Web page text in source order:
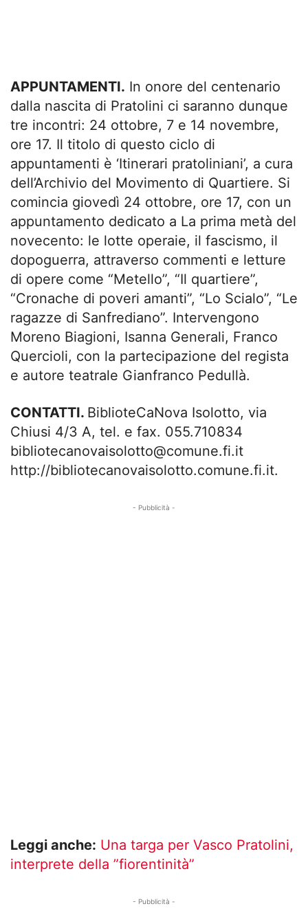
APPUNTAMENTI. In onore del centenario
dalla nascita di Pratolini ci saranno dunque
tre incontri: 24 ottobre, 7 e 14 novembre,
ore 17. Il titolo di questo ciclo di
appuntamenti è ‘Itinerari pratoliniani’, a cura
dell’Archivio del Movimento di Quartiere. Si
comincia giovedì 24 ottobre, ore 17, con un
appuntamento dedicato a La prima metà del
novecento: le lotte operaie, il fascismo, il
dopoguerra, attraverso commenti e letture
di opere come “Metello”, “Il quartiere”,
“Cronache di poveri amanti”, “Lo Scialo”, “Le
ragazze di Sanfrediano”. Intervengono
Moreno Biagioni, Isanna Generali, Franco
Quercioli, con la partecipazione del regista
e autore teatrale Gianfranco Pedullà.
CONTATTI. BiblioteCaNova Isolotto, via
Chiusi 4/3 A, tel. e fax. 055.710834
bibliotecanovaisolotto@comune.fi.it
http://bibliotecanovaisolotto.comune.fi.it.
- Pubblicità -
Leggi anche: Una targa per Vasco Pratolini,
interprete della ”fiorentinità”
- Pubblicità -